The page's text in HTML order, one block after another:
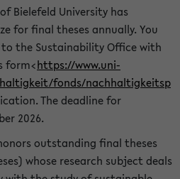
Bielefeld University has
for final theses annually. You
the Sustainability Office with
form<https://www.uni-
fonds/nachhaltigkeitsp
The deadline for
2026.
outstanding final theses
whose research subject deals